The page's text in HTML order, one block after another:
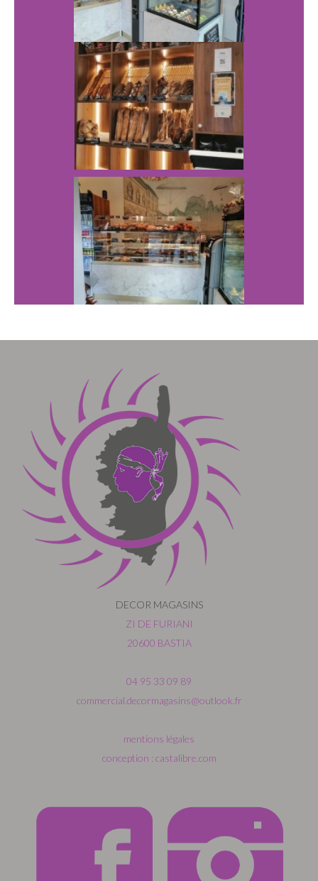
DECOR MAGASINS
ZI DE FURIANI
20600 BASTIA
04 95 33 09 89
commercial.decormagasins@outlook.fr
mentions légales
conception : castalibre.com